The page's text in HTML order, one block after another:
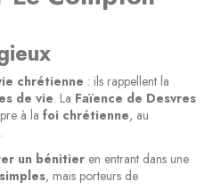
chrétienne : ils rappellent la
de vie. La Faïence de Desvres
à la foi chrétienne, au
.
un bénitier en entrant dans une
, mais porteurs de